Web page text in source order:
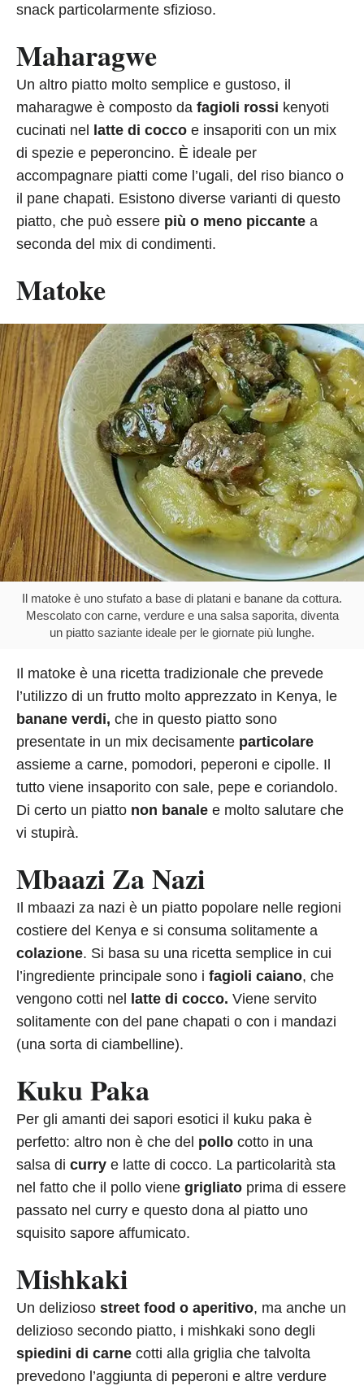
snack particolarmente sfizioso.
Maharagwe
Un altro piatto molto semplice e gustoso, il
maharagwe è composto da fagioli rossi kenyoti
cucinati nel latte di cocco e insaporiti con un mix
di spezie e peperoncino. È ideale per
accompagnare piatti come l’ugali, del riso bianco o
il pane chapati. Esistono diverse varianti di questo
piatto, che può essere più o meno piccante a
seconda del mix di condimenti.
Matoke
Il matoke è uno stufato a base di platani e banane da cottura.
Mescolato con carne, verdure e una salsa saporita, diventa
un piatto saziante ideale per le giornate più lunghe.
Il matoke è una ricetta tradizionale che prevede
l’utilizzo di un frutto molto apprezzato in Kenya, le
banane verdi, che in questo piatto sono
presentate in un mix decisamente particolare
assieme a carne, pomodori, peperoni e cipolle. Il
tutto viene insaporito con sale, pepe e coriandolo.
Di certo un piatto non banale e molto salutare che
vi stupirà.
Mbaazi Za Nazi
Il mbaazi za nazi è un piatto popolare nelle regioni
costiere del Kenya e si consuma solitamente a
colazione. Si basa su una ricetta semplice in cui
l’ingrediente principale sono i fagioli caiano, che
vengono cotti nel
latte di cocco. Viene servito
solitamente con del pane chapati o con i mandazi
(una sorta di ciambelline).
Kuku Paka
Per gli amanti dei sapori esotici il kuku paka è
perfetto: altro non è che del pollo cotto in una
salsa di curry e latte di cocco. La particolarità sta
nel fatto che il pollo viene grigliato prima di essere
passato nel curry e questo dona al piatto uno
squisito sapore affumicato.
Mishkaki
Un delizioso street food o aperitivo, ma anche un
delizioso secondo piatto, i mishkaki sono degli
spiedini di carne cotti alla griglia che talvolta
prevedono l’aggiunta di peperoni e altre verdure